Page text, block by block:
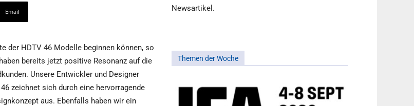
Email
der HDTV 46 Modelle beginnen können, so
bereits jetzt positive Resonanz auf die
Unsere Entwickler und Designer
zeichnet sich durch eine hervorragende
aus. Ebenfalls haben wir ein
Newsartikel.
Themen der Woche